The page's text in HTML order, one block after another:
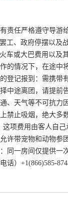
责任严格遵守导
工、政府停摆以及
车或大巴费用以及
的情况下，在途
登记报到：需携
中途离团，请提
、天气等不可抗
禁止吸烟，绝大
这项费用由客人自
许带宠物和动物参
同一房间仅提供
话）+1(866)585-